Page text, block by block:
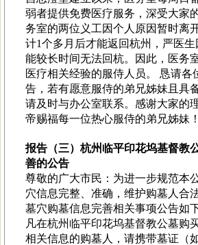
弱者提供免费医疗服务，深受大家
务室的两位义工因个人原因暂时离
计1个多月后才能返回杭州，严医
能较长时间无法回杭。因此，医务
医疗相关经验的服侍人员。 恳请各
告，若有愿意服侍的弟兄姊妹且具
请及时与办公室联系。感谢大家的
帝赐福每一位热心服侍的弟兄姊妹
报告（三）杭州临平印花坞基督教
善的公告
尊敬的广大市民：为进一步规范本
穴信息完整、准确，维护购墓人合
墓穴购墓信息完善相关事项公告如
凡在杭州临平印花坞基督教公墓购
相关信息的购墓人，请携带墓证（